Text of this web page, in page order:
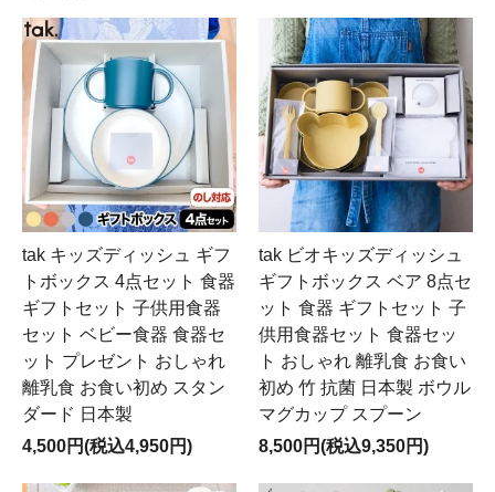
tak キッズディッシュ ギフ
トボックス 4点セット 食器
ギフトセット 子供用食器
セット ベビー食器 食器セ
ット プレゼント おしゃれ
離乳食 お食い初め スタン
ダード 日本製
4,500円(税込4,950円)
tak ビオキッズディッシュ
ギフトボックス ベア 8点セ
ット 食器 ギフトセット 子
供用食器セット 食器セッ
ト おしゃれ 離乳食 お食い
初め 竹 抗菌 日本製 ボウル
マグカップ スプーン
8,500円(税込9,350円)